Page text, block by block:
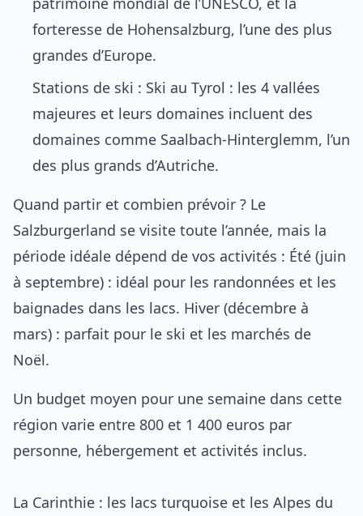
forteresse de Hohensalzburg, l’une des plus
grandes d’Europe.
Stations de ski : Ski au Tyrol : les 4 vallées
majeures et leurs domaines incluent des
domaines comme Saalbach-Hinterglemm, l’un
des plus grands d’Autriche.
Quand partir et combien prévoir ? Le
Salzburgerland se visite toute l’année, mais la
période idéale dépend de vos activités : Été (juin
à septembre) : idéal pour les randonnées et les
baignades dans les lacs. Hiver (décembre à
mars) : parfait pour le ski et les marchés de
Noël.
Un budget moyen pour une semaine dans cette
région varie entre 800 et 1 400 euros par
personne, hébergement et activités inclus.
La Carinthie : les lacs turquoise et les Alpes du